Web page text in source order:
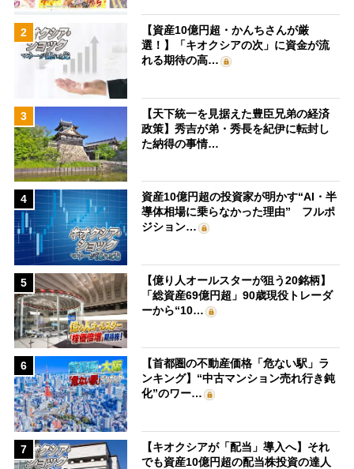
2
【資産10億円超・かんちさんが厳
選！】「キオクシアの次」に資金が流
れる期待の高…
3
【天下統一を見据えた豊臣兄弟の経済
政策】秀吉が弟・秀長を紀伊に転封し
た納得の事情…
4
資産10億円超の投資家が明かす“AI・半
導体相場に乗らなかった理由” フルポ
ジション…
5
【億り人オールスターが狙う20銘柄】
「総資産69億円超」90歳現役トレーダ
ーから“10…
6
【首都圏の不動産価格「危ない駅」ラ
ンキング】“中古マンション売れ行き鈍
化”のワー…
7
【キオクシアが「配当」導入へ】それ
でも資産10億円超の配当株投資の達人